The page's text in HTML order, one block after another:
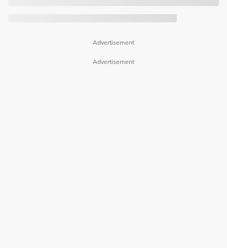
Advertisement
Advertisement